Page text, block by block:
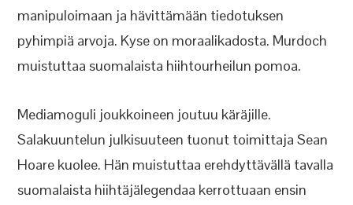
manipuloimaan ja hävittämään tiedotuksen
pyhimpiä arvoja. Kyse on moraalikadosta. Murdoch
muistuttaa suomalaista hiihtourheilun pomoa.
Mediamoguli joukkoineen joutuu käräjille.
Salakuuntelun julkisuuteen tuonut toimittaja Sean
Hoare kuolee. Hän muistuttaa erehdyttävällä tavalla
suomalaista hiihtäjälegendaa kerrottuaan ensin